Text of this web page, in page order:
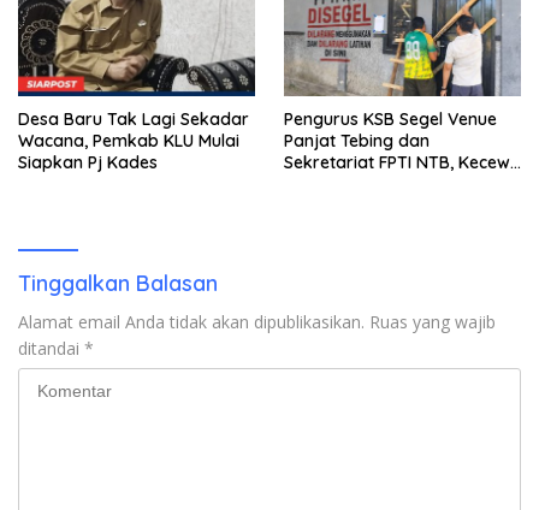
Desa Baru Tak Lagi Sekadar
Wacana, Pemkab KLU Mulai
Siapkan Pj Kades
Pengurus KSB Segel Venue
Panjat Tebing dan
Sekretariat FPTI NTB, Kecewa
Tinggalkan Balasan
Alamat email Anda tidak akan dipublikasikan. Ruas yang wajib
ditandai *